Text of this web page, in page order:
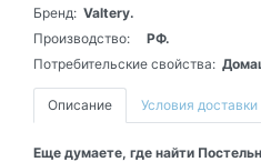
Бренд: Valtery.
Производство:
РФ.
Потребительские свойства:
Описание Условия доставки
Еще думаете, где найти